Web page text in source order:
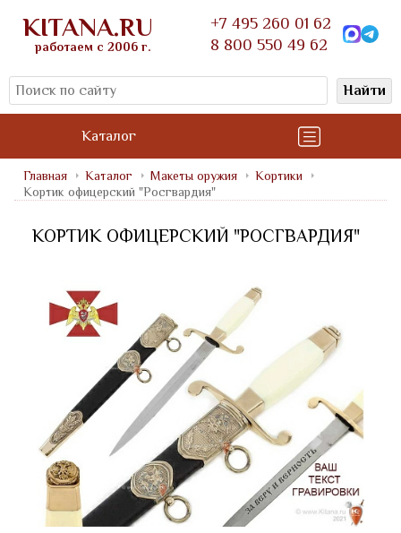
KITANA.RU
работаем с 2006 г.
+7 495 260 01 62
8 800 550 49 62
Найти
Каталог
Главная Каталог Макеты оружия
Кортики
Кортик офицерский "Росгвардия"
КОРТИК ОФИЦЕРСКИЙ "РОСГВАРДИЯ"